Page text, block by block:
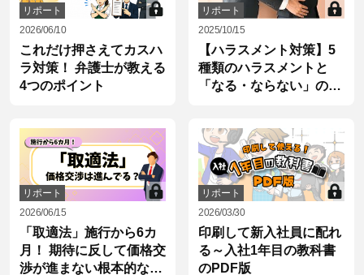
リポート
2026/06/10
これだけ押さえてカスハ
ラ対策！ 弁護士が教える
4つのポイント
リポート
2025/10/15
【ハラスメント対策】5
種類のハラスメントと
「なる・ならない」の境
リポート
2026/06/15
「取適法」施行から6カ
月！ 期待に反して価格交
渉が進まない根本的な理
リポート
2026/03/30
印刷して新入社員に配れ
る～入社1年目の教科書
のPDF版